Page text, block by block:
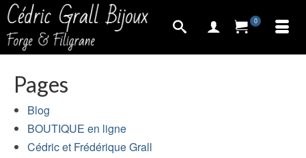
0
Pages
Blog
BOUTIQUE en ligne
Cédric et Frédérique Grall